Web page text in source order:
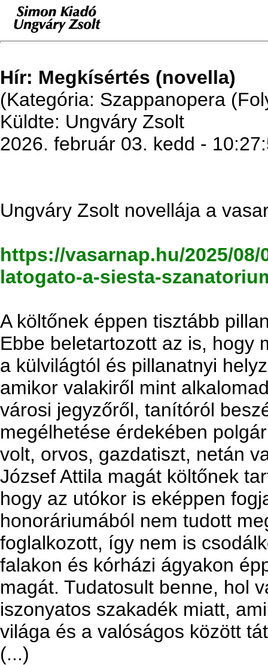
Hír: Megkísértés (novella)
(Kategória: Szappanopera
Küldte: Ungváry Zsolt
2026. február 03. kedd -
Ungváry Zsolt novellája a
https://vasarnap.hu/2025/
latogato-a-siesta-
A költőnek éppen tisztább
Ebbe beletartozott az is, hogy
a külvilágtól és pillanatnyi
amikor valakiről mint
városi jegyzőről, tanítóról
megélhetése érdekében
volt, orvos, gazdatiszt, netán
József Attila magát költőnek
hogy az utókor is eképpen
honoráriumából nem tudott
foglalkozott, így nem is
falakon és kórházi ágyakon
magát. Tudatosult benne, hol
iszonyatos szakadék miatt,
világa és a valóságos között
(...)